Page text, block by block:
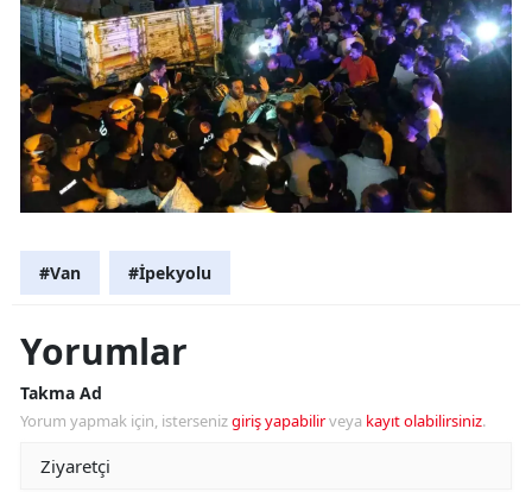
#Van #İpekyolu
Yorumlar
Takma Ad
Yorum yapmak için, istersenizgiriş yapabilirveya kayıt olabilirsiniz.